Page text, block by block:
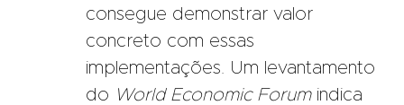
consegue demonstrar valor
concreto com essas
implementações. Um levantamento
do World Economic Forumindica